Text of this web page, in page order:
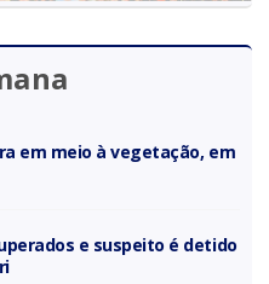
em meio à vegetação, em
e suspeito é detido